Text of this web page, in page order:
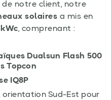
de notre client, notre
solaires a mis en
, comprenant :
Dualsun Flash 500
Topcon
IQ8P
Sud-Est pour